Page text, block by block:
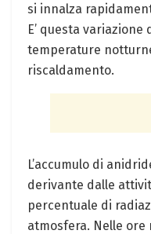
si innalza
E’ questa
temperature
riscaldamento.
L’accumulo di
derivante dalle
percentuale di
atmosfera. Nelle ore